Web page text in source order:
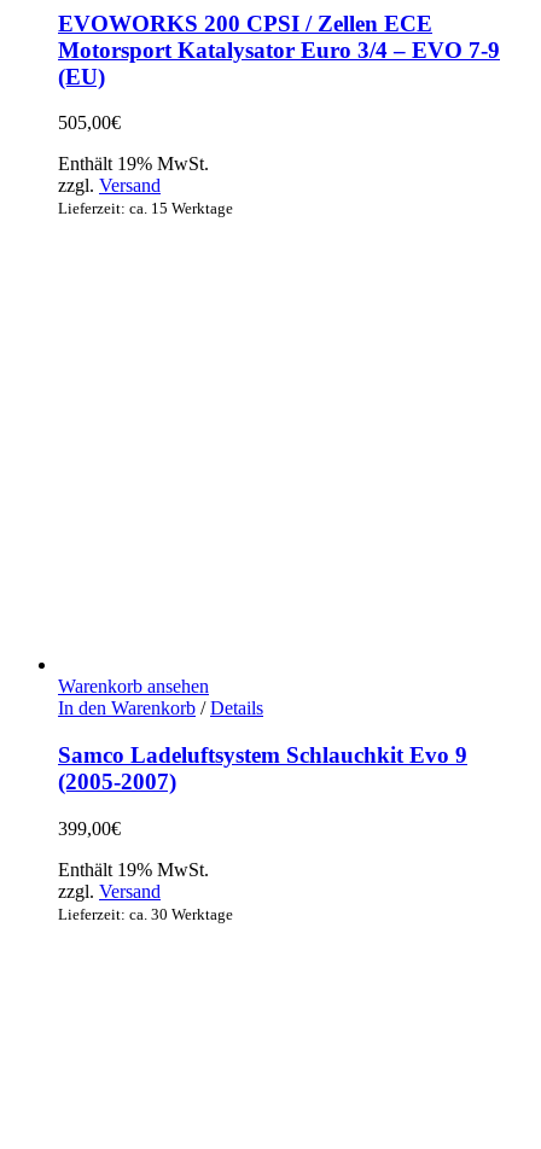
EVOWORKS 200 CPSI / Zellen ECE
Motorsport Katalysator Euro 3/4 – EVO 7-9
(EU)
505,00€
Enthält 19% MwSt.
zzgl. Versand
Lieferzeit: ca. 15 Werktage
Warenkorb ansehen
In den Warenkorb / Details
Samco Ladeluftsystem Schlauchkit Evo 9
(2005-2007)
399,00€
Enthält 19% MwSt.
zzgl. Versand
Lieferzeit: ca. 30 Werktage